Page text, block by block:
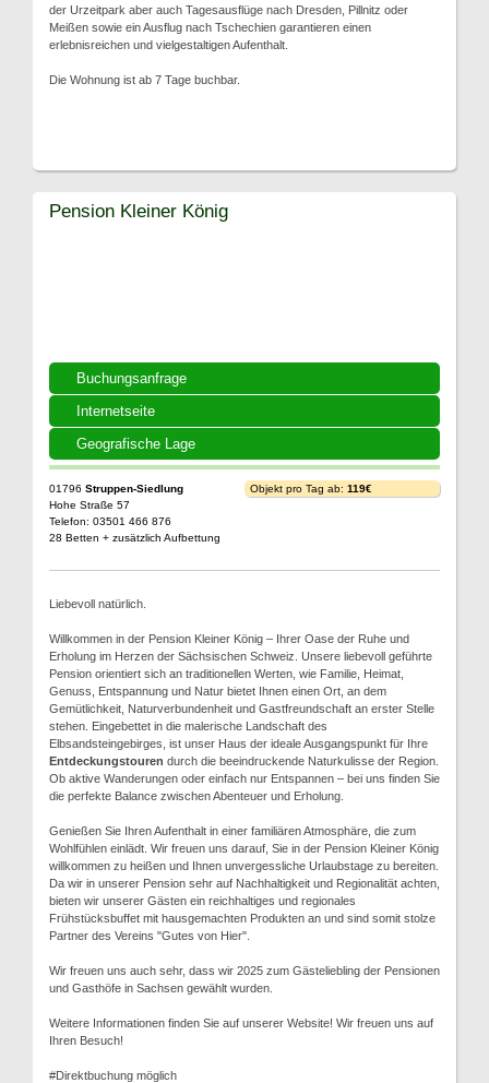
der Urzeitpark aber auch Tagesausflüge nach Dresden, Pillnitz oder
Meißen sowie ein Ausflug nach Tschechien garantieren einen
erlebnisreichen und vielgestaltigen Aufenthalt.
Die Wohnung ist ab 7 Tage buchbar.
Buchungsanfrage
Internetseite
Geografische Lage
Pension Kleiner König
01796 Struppen-Siedlung
Hohe Straße 57
Telefon: 03501 466 876
28 Betten + zusätzlich Aufbettung
Objekt pro Tag ab: 119€
Liebevoll natürlich.
Willkommen in der Pension Kleiner König – Ihrer Oase der Ruhe und
Erholung im Herzen der Sächsischen Schweiz. Unsere liebevoll geführte
Pension orientiert sich an traditionellen Werten, wie Familie, Heimat,
Genuss, Entspannung und Natur bietet Ihnen einen Ort, an dem
Gemütlichkeit, Naturverbundenheit und Gastfreundschaft an erster Stelle
stehen. Eingebettet in die malerische Landschaft des
Elbsandsteingebirges, ist unser Haus der ideale Ausgangspunkt für Ihre
Entdeckungstouren durch die beeindruckende Naturkulisse der Region.
Ob aktive Wanderungen oder einfach nur Entspannen – bei uns finden Sie
die perfekte Balance zwischen Abenteuer und Erholung.
Genießen Sie Ihren Aufenthalt in einer familiären Atmosphäre, die zum
Wohlfühlen einlädt. Wir freuen uns darauf, Sie in der Pension Kleiner König
willkommen zu heißen und Ihnen unvergessliche Urlaubstage zu bereiten.
Da wir in unserer Pension sehr auf Nachhaltigkeit und Regionalität achten,
bieten wir unserer Gästen ein reichhaltiges und regionales
Frühstücksbuffet mit hausgemachten Produkten an und sind somit stolze
Partner des Vereins "Gutes von Hier".
Wir freuen uns auch sehr, dass wir 2025 zum Gästeliebling der Pensionen
und Gasthöfe in Sachsen gewählt wurden.
Weitere Informationen finden Sie auf unserer Website! Wir freuen uns auf
Ihren Besuch!
#Direktbuchung möglich